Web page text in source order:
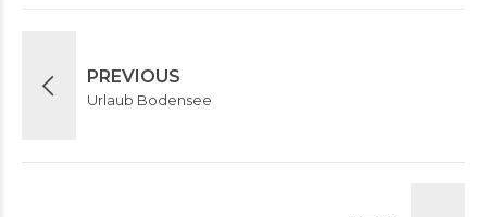
PREVIOUS
Urlaub Bodensee